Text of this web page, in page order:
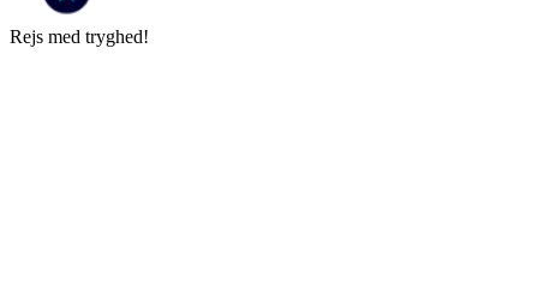
Rejs med tryghed!